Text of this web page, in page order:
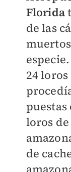
Florida
de las
24
loros
de